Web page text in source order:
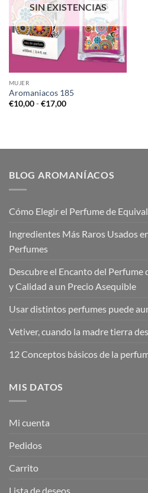
SIN EXISTENCIAS
MUJER
Aromaniacos 185
€10,00 - €17,00Rango
€17,00
BLOG AROMANÍACOS
Cómo Elegir el Perfume de
Ingredientes Más Raros Usados
Perfumes
Descubre el Encanto del Perfume
y Calidad a un Precio Asequible
Usar distintos perfumes puede
Vetiver, cuando la madre tierra
12 Conceptos básicos de la
MIS DATOS
Mi cuenta
Pedidos
Carrito
Lista de deseos